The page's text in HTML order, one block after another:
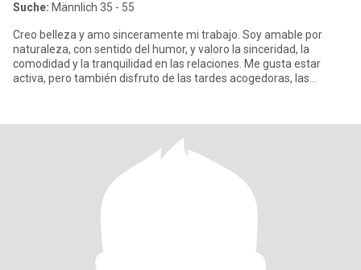
Suche: Männlich 35 - 55
Creo belleza y amo sinceramente mi trabajo. Soy amable por
naturaleza, con sentido del humor, y valoro la sinceridad, la
comodidad y la tranquilidad en las relaciones. Me gusta estar
activa, pero también disfruto de las tardes acogedoras, las